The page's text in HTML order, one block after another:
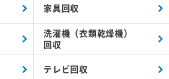
家具回収
洗濯機（衣類乾燥機）
回収
テレビ回収